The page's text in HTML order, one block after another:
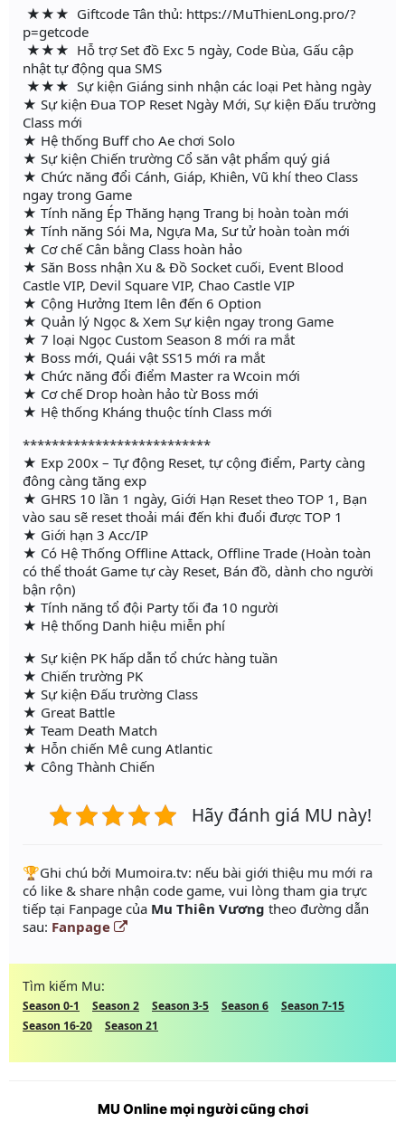
★★★ Giftcode Tân thủ: https://MuThienLong.pro/?
p=getcode
★★★ Hỗ trợ Set đồ Exc 5 ngày, Code Bùa, Gấu cập
nhật tự động qua SMS
★★★ Sự kiện Giáng sinh nhận các loại Pet hàng ngày
★ Sự kiện Đua TOP Reset Ngày Mới, Sự kiện Đấu trường
Class mới
★ Hệ thống Buff cho Ae chơi Solo
★ Sự kiện Chiến trường Cổ săn vật phẩm quý giá
★ Chức năng đổi Cánh, Giáp, Khiên, Vũ khí theo Class
ngay trong Game
★ Tính năng Ép Thăng hạng Trang bị hoàn toàn mới
★ Tính năng Sói Ma, Ngựa Ma, Sư tử hoàn toàn mới
★ Cơ chế Cân bằng Class hoàn hảo
★ Săn Boss nhận Xu & Đồ Socket cuối, Event Blood
Castle VIP, Devil Square VIP, Chao Castle VIP
★ Cộng Hưởng Item lên đến 6 Option
★ Quản lý Ngọc & Xem Sự kiện ngay trong Game
★ 7 loại Ngọc Custom Season 8 mới ra mắt
★ Boss mới, Quái vật SS15 mới ra mắt
★ Chức năng đổi điểm Master ra Wcoin mới
★ Cơ chế Drop hoàn hảo từ Boss mới
★ Hệ thống Kháng thuộc tính Class mới
**************************
★ Exp 200x – Tự động Reset, tự cộng điểm, Party càng
đông càng tăng exp
★ GHRS 10 lần 1 ngày, Giới Hạn Reset theo TOP 1, Bạn
vào sau sẽ reset thoải mái đến khi đuổi được TOP 1
★ Giới hạn 3 Acc/IP
★ Có Hệ Thống Offline Attack, Offline Trade (Hoàn toàn
có thể thoát Game tự cày Reset, Bán đồ, dành cho người
bận rộn)
★ Tính năng tổ đội Party tối đa 10 người
★ Hệ thống Danh hiệu miễn phí
★ Sự kiện PK hấp dẫn tổ chức hàng tuần
★ Chiến trường PK
★ Sự kiện Đấu trường Class
★ Great Battle
★ Team Death Match
★ Hỗn chiến Mê cung Atlantic
★ Công Thành Chiến
Hãy đánh giá MU này!
️🏆Ghi chú bởi Mumoira.tv: nếu bài giới thiệu mu mới ra
có like & share nhận code game, vui lòng tham gia trực
tiếp tại Fanpage của Mu Thiên Vương theo đường dẫn
sau: Fanpage
Tìm kiếm Mu:
Season 0-1 Season 2 Season 3-5 Season 6
Season 7-15
Season 16-20
Season 21
MU Online mọi người cũng chơi